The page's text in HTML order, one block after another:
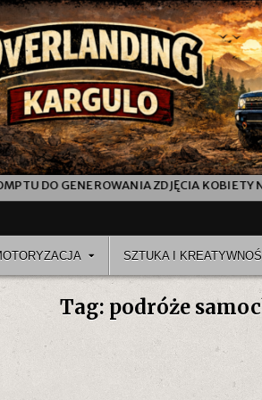
GENEROWANIA ZDJĘCIA KOBIETY NA
SZTUKA I
Tag: podróże